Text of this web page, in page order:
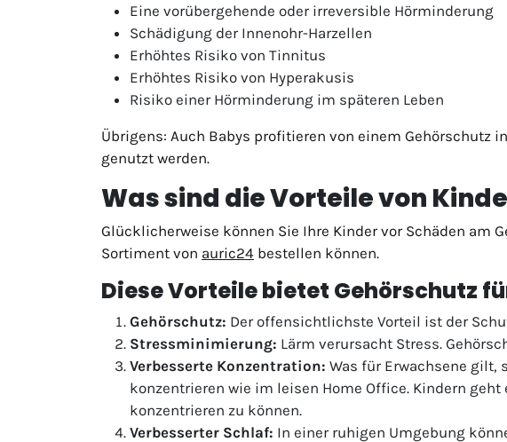
Eine vorübergehende oder irreversible Hörminderung
Schädigung der Innenohr-Harzellen
Erhöhtes Risiko von Tinnitus
Erhöhtes Risiko von Hyperakusis
Risiko einer Hörminderung im späteren Leben
Übrigens: Auch Babys profitieren von einem Gehörschutz
genutzt werden.
Was sind die Vorteile von
Glücklicherweise können Sie Ihre Kinder vor Schäden am
Sortiment von auric24 bestellen können.
Diese Vorteile bietet Gehörschutz
Gehörschutz: Der offensichtlichste Vorteil ist der
Stressminimierung: Lärm verursacht Stress.
Verbesserte Konzentration: Was für Erwachsene
konzentrieren wie im leisen Home Office. Kindern
konzentrieren zu können.
Verbesserter Schlaf: In einer ruhigen Umgebung